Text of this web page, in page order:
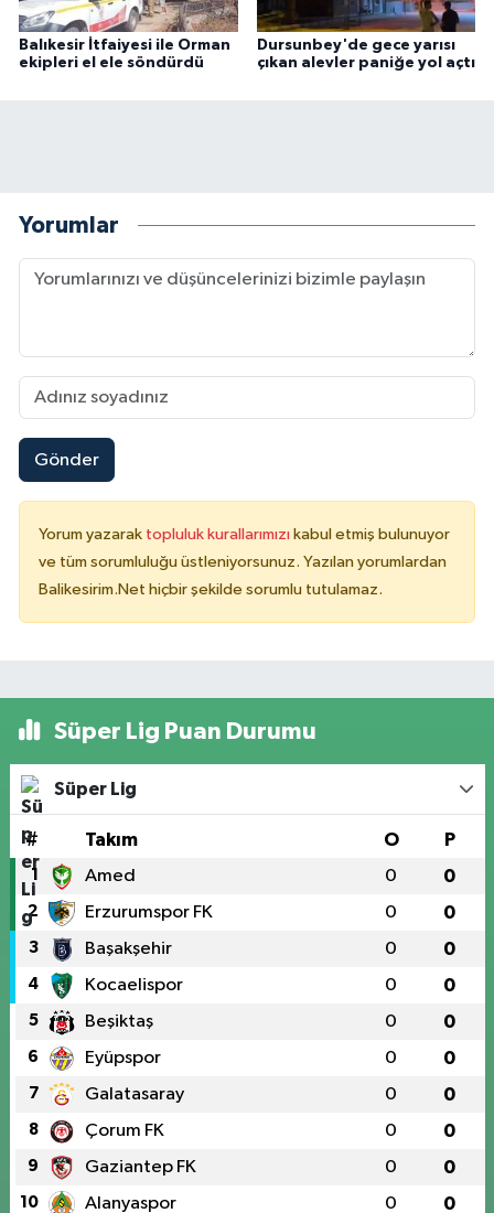
Balıkesir İtfaiyesi ile Orman
ekipleri el ele söndürdü
Dursunbey'de gece yarısı
çıkan alevler paniğe yol açtı
Yorumlar
Gönder
Yorum yazarak topluluk kurallarımızı kabul etmiş bulunuyor
ve tüm sorumluluğu üstleniyorsunuz. Yazılan yorumlardan
Balikesirim.Net hiçbir şekilde sorumlu tutulamaz.
Süper Lig Puan Durumu
Süper Lig
# Takım O P
1 Amed 0 0
2 Erzurumspor FK 0 0
3 Başakşehir 0 0
4 Kocaelispor 0 0
5 Beşiktaş 0 0
6 Eyüpspor 0 0
7 Galatasaray 0 0
8 Çorum FK 0 0
9 Gaziantep FK 0 0
10 Alanyaspor 0 0